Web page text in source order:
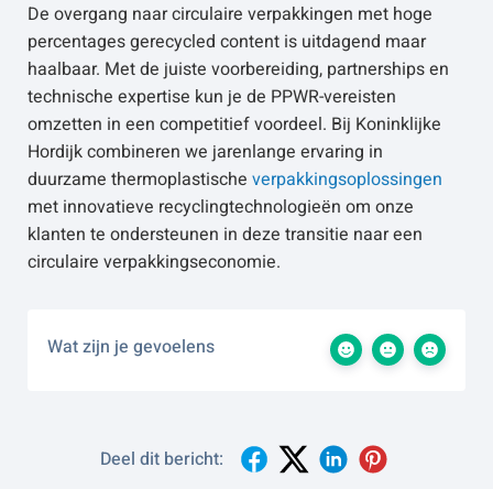
De overgang naar circulaire verpakkingen met hoge
percentages gerecycled content is uitdagend maar
haalbaar. Met de juiste voorbereiding, partnerships en
technische expertise kun je de PPWR-vereisten
omzetten in een competitief voordeel. Bij Koninklijke
Hordijk combineren we jarenlange ervaring in
duurzame thermoplastische verpakkingsoplossingen
met innovatieve recyclingtechnologieën om onze
klanten te ondersteunen in deze transitie naar een
circulaire verpakkingseconomie.
Wat zijn je gevoelens
Deel dit bericht: